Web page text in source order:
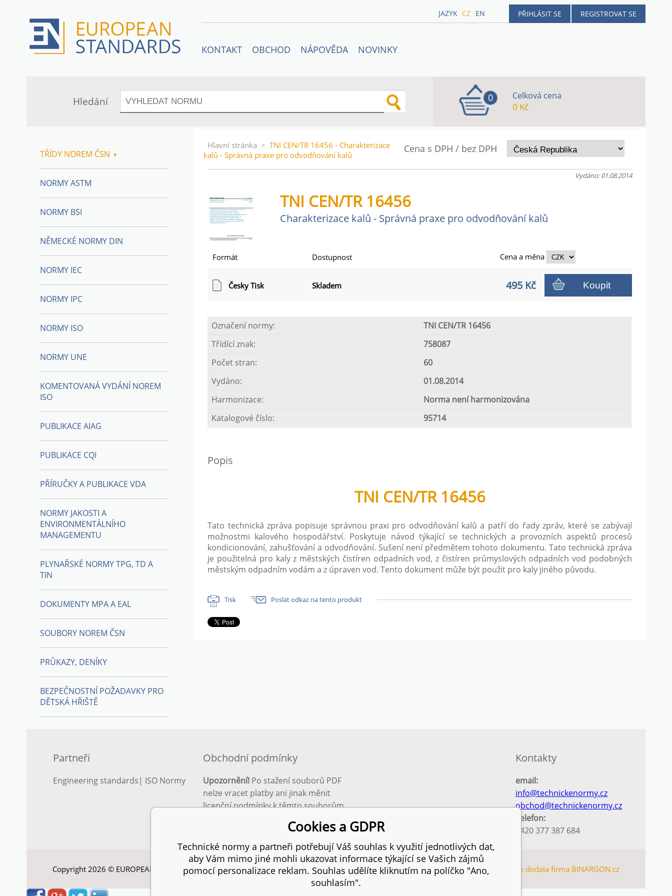
PŘIHLÁSIT SE REGISTROVAT SE
JAZYK CZ EN
KONTAKT OBCHOD NÁPOVĚDA NOVINKY
Hledání 0 Celková cena
0 Kč
Cena s DPH / bez DPH
Hlavní stránka > TNI CEN/TR 16456 - Charakterizace
kalů - Správná praxe pro odvodňování kalů
Vydáno: 01.08.2014
TNI CEN/TR 16456
Charakterizace kalů - Správná praxe pro odvodňování kalů
Formát Dostupnost Cena a měna
Česky Tisk Skladem 495 Kč Koupit
Označení normy:
TNI CEN/TR 16456
Třídící znak:
758087
Počet stran:
60
Vydáno:
01.08.2014
Harmonizace:
Norma není harmonizována
Katalogové číslo:
95714
Popis
TNI CEN/TR 16456
Tato technická zpráva popisuje správnou praxi pro odvodňování kalů a patří do řady zpráv, které se zabývají
možnostmi kalového hospodářství. Poskytuje návod týkající se technických a provozních aspektů procesů
kondicionování, zahušťování a odvodňování. Sušení není předmětem tohoto dokumentu. Tato technická zpráva
je použitelná pro kaly z městských čistíren odpadních vod, z čistíren průmyslových odpadních vod podobných
městským odpadním vodám a z úpraven vod. Tento dokument může být použit pro kaly jiného původu.
Tisk Poslat odkaz na tento produkt
TŘÍDY NOREM ČSN
NORMY ASTM
NORMY BSI
NĚMECKÉ NORMY DIN
NORMY IEC
NORMY IPC
NORMY ISO
NORMY UNE
KOMENTOVANÁ VYDÁNÍ NOREM
ISO
PUBLIKACE AIAG
PUBLIKACE CQI
PŘÍRUČKY A PUBLIKACE VDA
NORMY JAKOSTI A
ENVIRONMENTÁLNÍHO
MANAGEMENTU
PLYNAŘSKÉ NORMY TPG, TD A
TIN
DOKUMENTY MPA A EAL
SOUBORY NOREM ČSN
PRŮKAZY, DENÍKY
BEZPEČNOSTNÍ POŽADAVKY PRO
DĚTSKÁ HŘIŠTĚ
Partneři
Engineering standards | ISO Normy
Obchodní podmínky
Upozornění! Po stažení souborů PDF
nelze vracet platby ani jinak měnit
licenční podmínky k těmto souborům.
Kontakty
email:
info@technickenormy.cz
obchod@technickenormy.cz
Telefon:
+420 377 387 684
Copyright 2026 © EUROPEAN STANDARD. Všechna práva vyhrazena. SITEMAP Tento eshop dodala firma BINARGON.cz
Cookies a GDPR
Technické normy a partneři potřebují Váš souhlas k využití jednotlivých dat,
aby Vám mimo jiné mohli ukazovat informace týkající se Vašich zájmů
pomocí personalizace reklam. Souhlas udělíte kliknutím na políčko "Ano,
souhlasím".